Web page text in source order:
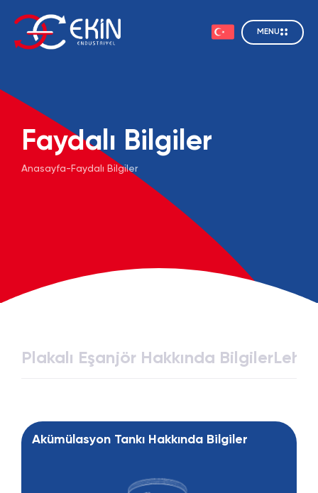
MENU
Faydalı Bilgiler
Anasayfa- Faydalı Bilgiler
Plakalı Eşanjör Hakkında Bilgiler
Akümülasyon Tankı Hakkında Bilgiler